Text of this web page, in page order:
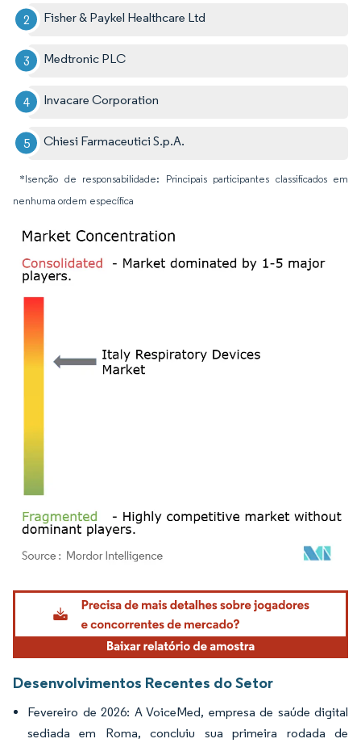
Fisher & Paykel Healthcare Ltd
Medtronic PLC
Invacare Corporation
Chiesi Farmaceutici S.p.A.
*Isenção de responsabilidade: Principais participantes classificados em
nenhuma ordem específica
Imagem © Mordor Intelligence. O reuso requer atribuição conforme CC BY 4.0.
Desenvolvimentos Recentes do Setor
Fevereiro de 2026: A VoiceMed, empresa de saúde digital
sediada em Roma, concluiu sua primeira rodada de